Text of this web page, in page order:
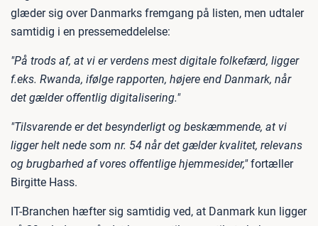
glæder sig over Danmarks fremgang på listen, men udtaler
samtidig i en pressemeddelelse:
"På trods af, at vi er verdens mest digitale folkefærd, ligger
f.eks. Rwanda, ifølge rapporten, højere end Danmark, når
det gælder offentlig digitalisering."
"Tilsvarende er det besynderligt og beskæmmende, at vi
ligger helt nede som nr. 54 når det gælder kvalitet, relevans
og brugbarhed af vores offentlige hjemmesider,"fortæller
Birgitte Hass.
IT-Branchen hæfter sig samtidig ved, at Danmark kun ligger